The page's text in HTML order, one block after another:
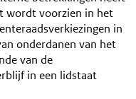
wordt voorzien in het
in
onderdanen van het
van de
in een lidstaat